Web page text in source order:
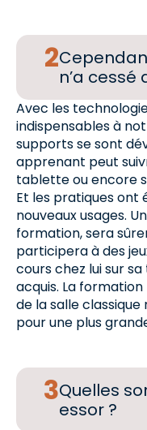
n’a cessé
Avec les
indispensables à
supports se sont
apprenant peut
tablette ou encore
Et les pratiques ont
nouveaux usages.
formation, sera
participera à des
cours chez lui sur
acquis. La
de la salle
pour une plus
Quelles
essor ?